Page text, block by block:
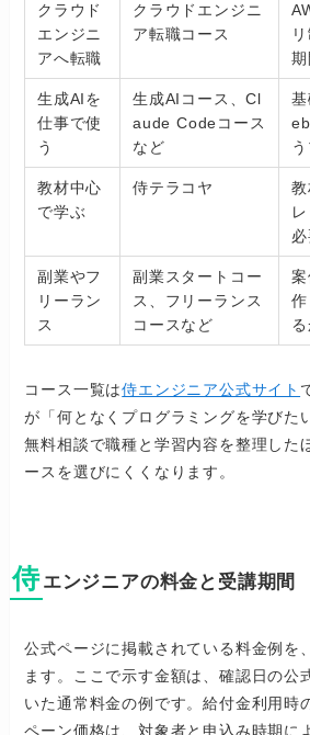
クラウド
エンジニ
アへ転職
クラウドエンジニ
ア転職コース
期
生成AIを
仕事で使
う
生成AIコース、Cl
aude Codeコース
など
教材中心
で学ぶ
侍テラコヤ
教
副業やフ
リーラン
ス
副業スタートコー
ス、フリーランス
コースなど
案
コース一覧は侍エンジニア公式サイト
が「何となくプログラミングを学びた
無料相談で職種と学習内容を整理した
ースを選びにくくなります。
侍エンジニアの料金と受講期間
公式ページに掲載されている料金例を
ます。ここで示す金額は、確認日の公
いた通常料金の例です。給付金利用時
ペーン価格は、対象者と申込み時期に